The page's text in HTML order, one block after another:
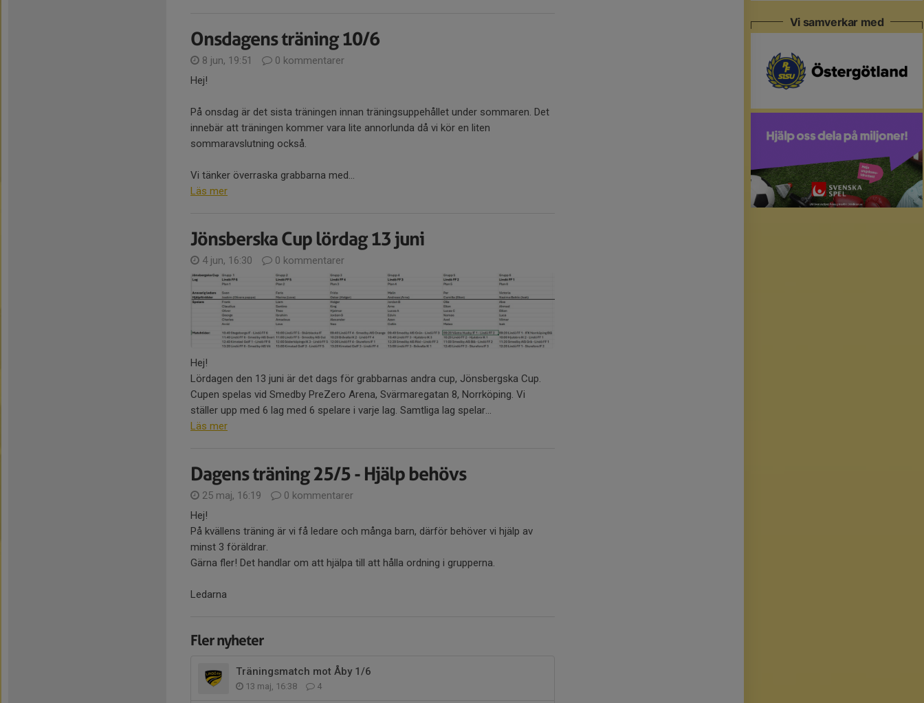
Onsdagens träning 10/6
8 jun, 19:51
0 kommentarer
Hej!
På onsdag är det sista träningen innan träningsuppehållet under sommaren. Det
innebär att träningen kommer vara lite annorlunda då vi kör en liten
sommaravslutning också.
Vi tänker överraska grabbarna med...
Läs mer
Jönsberska Cup lördag 13 juni
4 jun, 16:30 0 kommentarer
Hej!
Lördagen den 13 juni är det dags för grabbarnas andra cup, Jönsbergska Cup.
Cupen spelas vid Smedby PreZero Arena, Svärmaregatan 8, Norrköping. Vi
ställer upp med 6 lag med 6 spelare i varje lag. Samtliga lag spelar...
Läs mer
Dagens träning 25/5 - Hjälp behövs
25 maj, 16:19
0 kommentarer
Hej!
På kvällens träning är vi få ledare och många barn, därför behöver vi hjälp av
minst 3 föräldrar.
Gärna fler! Det handlar om att hjälpa till att hålla ordning i grupperna.
Ledarna
Fler nyheter
Träningsmatch mot Åby 1/6
13 maj, 16:38 4
Vi samverkar med